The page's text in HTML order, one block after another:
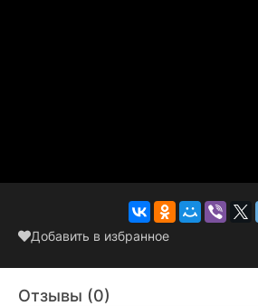
Добавить в избранное
Отзывы (0)